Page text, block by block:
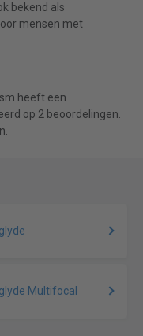
bekend als
mensen met
heeft een
op 2 beoordelingen.
Multifocal